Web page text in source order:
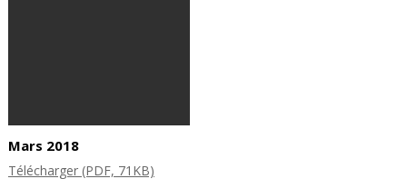
Mars 2018
Télécharger (PDF, 71KB)